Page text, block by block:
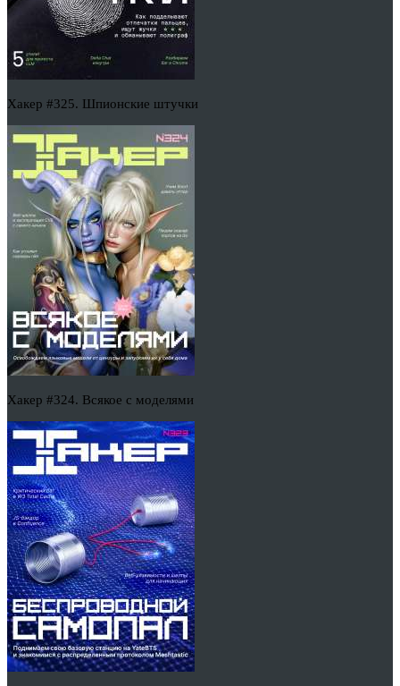
Хакер #325. Шпионские штучки
Хакер #324. Всякое с моделями